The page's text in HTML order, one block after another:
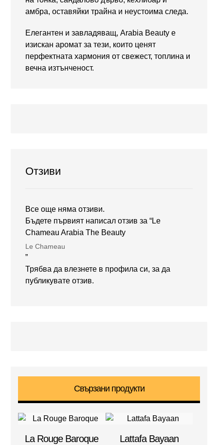
амбра, оставяйки трайна и неустоима следа.
Елегантен и завладяващ, Arabia Beauty е
изискан аромат за тези, които ценят
перфектната хармония от свежест, топлина и
вечна изтънченост.
Отзиви
Все още няма отзиви.
Бъдете първият написал отзив за “Le
Chameau Arabia The Beauty
Le Chameau
”
Трябва да влезнете в профила си, за да
публикувате отзив.
Свързани продукти
La Rouge Baroque Lattafa Bayaan